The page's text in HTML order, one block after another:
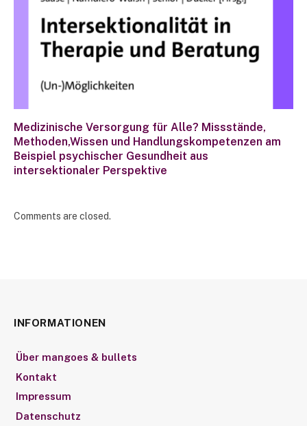
Medizinische Versorgung für Alle? Missstände,
Methoden,Wissen und Handlungskompetenzen am
Beispiel psychischer Gesundheit aus
intersektionaler Perspektive
Comments are closed.
INFORMATIONEN
Über mangoes & bullets
Kontakt
Impressum
Datenschutz